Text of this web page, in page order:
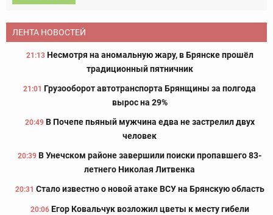
ЛЕНТА НОВОСТЕЙ
21:13 Несмотря на аномальную жару, в Брянске прошёл
традиционный пятничник
21:01 Грузооборот автотранспорта Брянщины за полгода
вырос на 29%
20:49 В Почепе пьяный мужчина едва не застрелил двух
человек
20:39 В Унечском районе завершили поиски пропавшего 83-
летнего Николая Литвенка
20:31 Стало известно о новой атаке ВСУ на Брянскую область
20:06 Егор Ковальчук возложил цветы к месту гибели